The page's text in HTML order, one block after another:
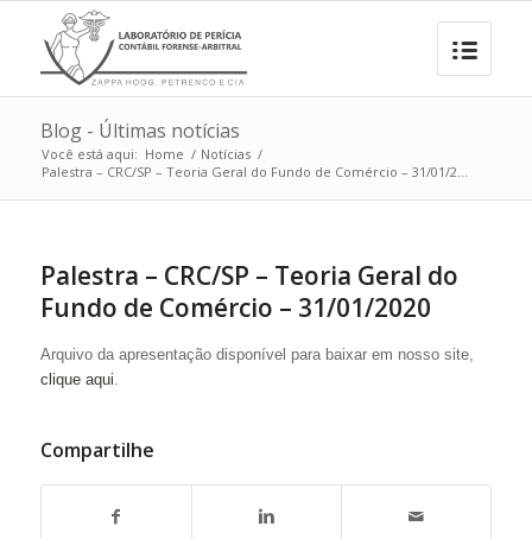
Blog - Últimas notícias
Você está aqui: Home / Notícias /
Palestra – CRC/SP – Teoria Geral do Fundo de Comércio – 31/01/2...
Palestra – CRC/SP – Teoria Geral do
Fundo de Comércio – 31/01/2020
Arquivo da apresentação disponível para baixar em nosso site,
clique aqui.
Compartilhe